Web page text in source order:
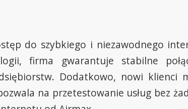
do szybkiego i niezawodnego
firma gwarantuje stabilne
Dodatkowo, nowi klienci
na przetestowanie usług bez